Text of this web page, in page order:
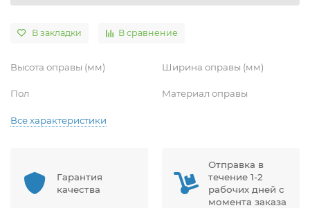
В закладки В сравнение
Высота оправы (мм) Ширина оправы (мм)
Пол Материал оправы
Все характеристики
Гарантия
качества
Отправка в
течение 1-2
рабочих дней с
момента заказа